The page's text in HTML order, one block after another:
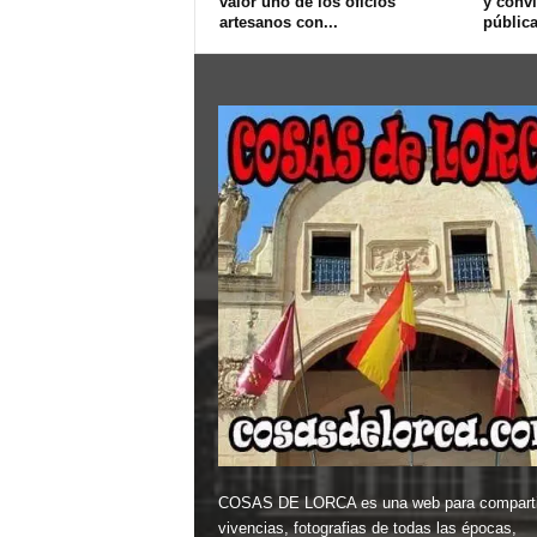
artesanos con...
COSAS DE LORCA es una web para
vivencias, fotografias de todas las épocas,